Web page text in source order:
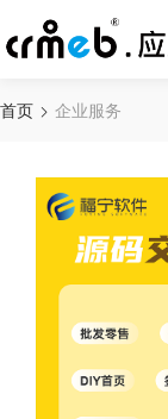
首页 企业服务